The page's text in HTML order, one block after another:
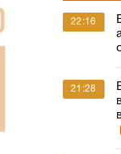
22:16
21:28